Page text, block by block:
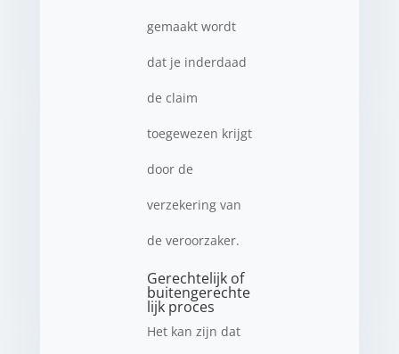
gemaakt wordt
dat je inderdaad
de claim
toegewezen krijgt
door de
verzekering van
de veroorzaker.
Gerechtelijk of
buitengerechte
lijk proces
Het kan zijn dat